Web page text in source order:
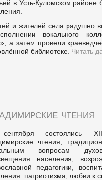
в Усть-Куломском районе
и жителей села радушно
вокального
а затем провели
библиотеке. Читать
чтения
состоялись XII
чтения,
вопросам
населения,
педагогики,
патриотизма, любви к